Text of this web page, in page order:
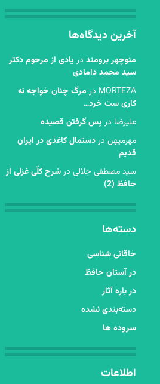
آخرین دیدگاه‌ها
منوچهر برومند در یادی از مرحوم دکتر
سید محمد دامادی
MORTEZA در مرگ چنان خواجه نه
کاری ست خرد…
عليرضا در پس گرفتن قصیده
مهرمیهن دردستمال کاغذی در ایران
قدیم
سید مصطفی جلالی درشرح کلّی غزلی از
حافظ (2)
دسته‌ها
خاقانی شناسی
در آستان حافظ
در باره آثار
دسته‌بندی نشده
سروده ها
اطلاعات